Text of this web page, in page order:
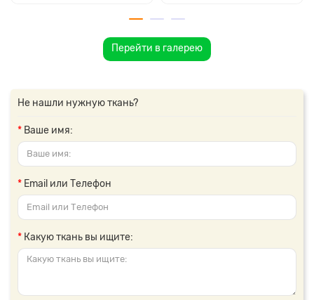
Перейти в галерею
Не нашли нужную ткань?
Ваше имя:
Email или Телефон
Какую ткань вы ищите: